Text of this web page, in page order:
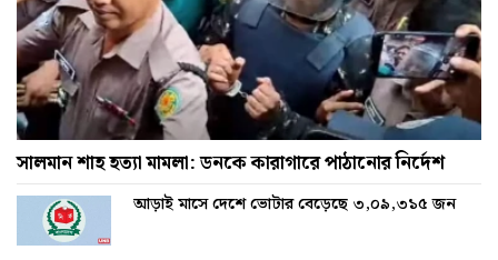
সালমান শাহ হত্যা মামলা: ডনকে কারাগারে পাঠানোর নির্দেশ
আড়াই মাসে দেশে ভোটার বেড়েছে ৩,০৯,৩১৫ জন